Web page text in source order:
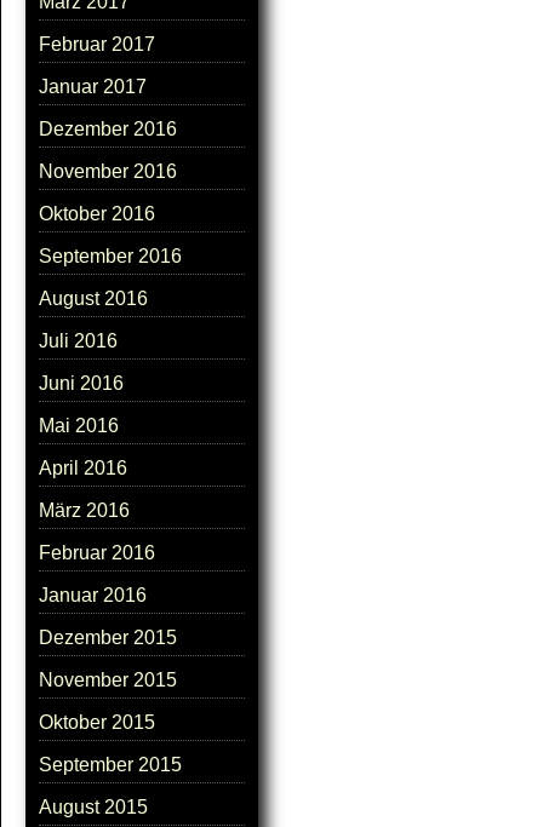
Februar 2017
Januar 2017
Dezember 2016
November 2016
Oktober 2016
September 2016
August 2016
Juli 2016
Juni 2016
Mai 2016
April 2016
März 2016
Februar 2016
Januar 2016
Dezember 2015
November 2015
Oktober 2015
September 2015
August 2015